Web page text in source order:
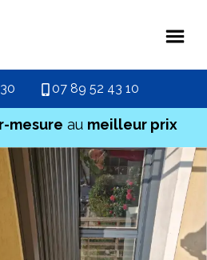
07 89 52 43 10
mesure au meilleur prix